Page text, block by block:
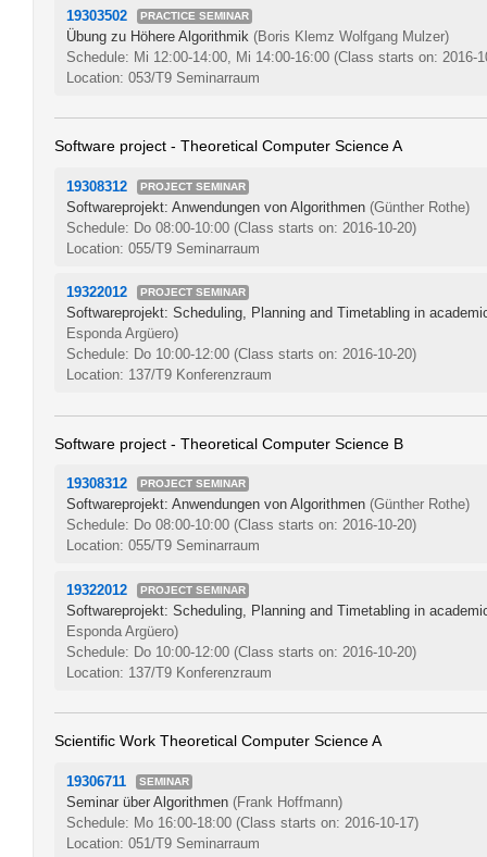
19303502 PRACTICE SEMINAR
Übung zu Höhere Algorithmik (Boris Klemz Wolfgang Mulzer)
Schedule: Mi 12:00-14:00, Mi 14:00-16:00 (Class starts on: 2016-
Location: 053/T9 Seminarraum
Software project - Theoretical Computer Science A
19308312 PROJECT SEMINAR
Softwareprojekt: Anwendungen von Algorithmen (Günther Rothe)
Schedule: Do 08:00-10:00 (Class starts on: 2016-10-20)
Location: 055/T9 Seminarraum
19322012 PROJECT SEMINAR
Softwareprojekt: Scheduling, Planning and Timetabling in
Esponda Argüero)
Schedule: Do 10:00-12:00 (Class starts on: 2016-10-20)
Location: 137/T9 Konferenzraum
Software project - Theoretical Computer Science B
19308312 PROJECT SEMINAR
Softwareprojekt: Anwendungen von Algorithmen (Günther Rothe)
Schedule: Do 08:00-10:00 (Class starts on: 2016-10-20)
Location: 055/T9 Seminarraum
19322012 PROJECT SEMINAR
Softwareprojekt: Scheduling, Planning and Timetabling in
Esponda Argüero)
Schedule: Do 10:00-12:00 (Class starts on: 2016-10-20)
Location: 137/T9 Konferenzraum
Scientific Work Theoretical Computer Science A
19306711 SEMINAR
Seminar über Algorithmen (Frank Hoffmann)
Schedule: Mo 16:00-18:00 (Class starts on: 2016-10-17)
Location: 051/T9 Seminarraum